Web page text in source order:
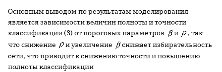
Основным выводом по результатам моделирования
является зависимости величин полноты и точности
классификации (3) от пороговых параметров
и
, так
что снижение
и увеличение
снижает избирательность
сети, что приводит к снижению точности и повышению
полноты классификации